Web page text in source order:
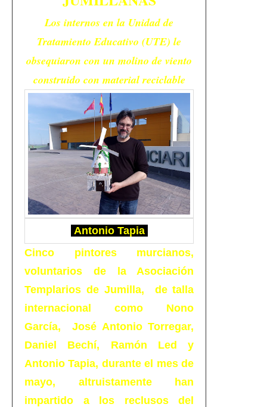
Los internos en la Unidad de
Tratamiento Educativo (UTE) le
obsequiaron con un molino de viento
construido con material reciclable
Antonio Tapia
Cinco pintores murcianos,
voluntarios de la Asociación
Templarios de Jumilla, de talla
internacional como Nono
García, José Antonio Torregar,
Daniel Bechí, Ramón Led y
Antonio Tapia, durante el mes de
mayo, altruistamente han
impartido a los reclusos del